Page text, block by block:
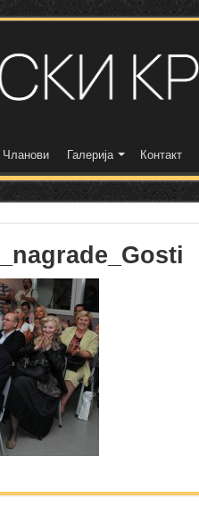
Чланови Галерија Контакт